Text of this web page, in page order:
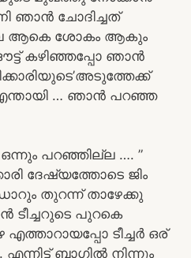
ഞാൻ ചോദിച്ചത്
ആകെ ശോകം ആകും
കഴിഞ്ഞപ്പോ ഞാൻ
എന്തായി … ഞാൻ പറഞ്ഞ
പറഞ്ഞില്ല …. ”
ദേഷ്യത്തോടെ ജിം
തുറന്ന് താഴേക്കു
ടീച്ചറുടെ പുറകെ
ടീച്ചർ ഒര്
എന്നിട്ട് ബാഗിൽ നിന്നും